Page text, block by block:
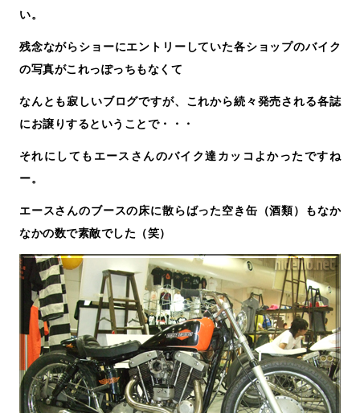
い。
残念ながらショーにエントリーしていた各ショップのバイク
の写真がこれっぽっちもなくて
なんとも寂しいブログですが、これから続々発売される各誌
にお譲りするということで・・・
それにしてもエースさんのバイク達カッコよかったですね
ー。
エースさんのブースの床に散らばった空き缶（酒類）もなか
なかの数で素敵でした（笑）